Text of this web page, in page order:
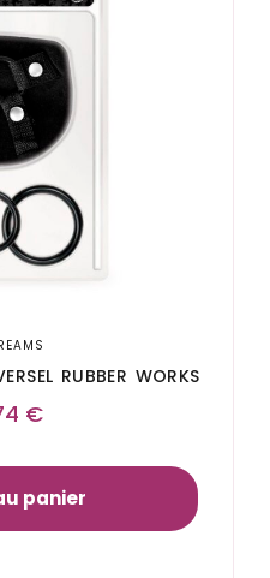
RUBBER WORKS
€
panier